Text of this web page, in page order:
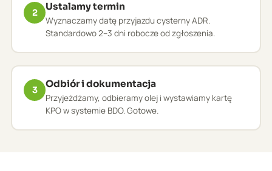
2
Ustalamy termin
Wyznaczamy datę przyjazdu cysterny ADR.
Standardowo 2–3 dni robocze od zgłoszenia.
3
Odbiór i dokumentacja
Przyjeżdżamy, odbieramy olej i wystawiamy kartę
KPO w systemie BDO. Gotowe.